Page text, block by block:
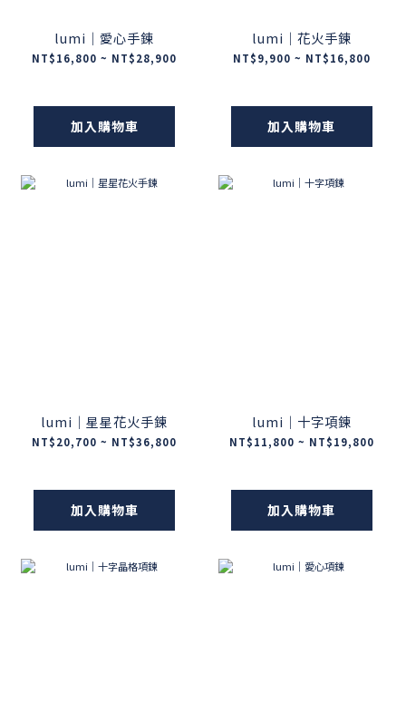
lumi｜愛心手鍊
NT$16,800 ~ NT$28,900
加入購物車
lumi｜花火手鍊
NT$9,900 ~ NT$16,800
加入購物車
lumi｜星星花火手鍊
NT$20,700 ~ NT$36,800
加入購物車
lumi｜十字項鍊
NT$11,800 ~ NT$19,800
加入購物車